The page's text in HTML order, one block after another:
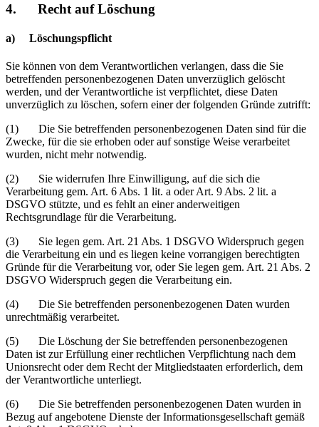
4. Recht auf Löschung
a) Löschungspflicht
Sie können von dem Verantwortlichen verlangen, dass die Sie
betreffenden personenbezogenen Daten unverzüglich gelöscht
werden, und der Verantwortliche ist verpflichtet, diese Daten
unverzüglich zu löschen, sofern einer der folgenden Gründe zutrifft:
(1) Die Sie betreffenden personenbezogenen Daten sind für die
Zwecke, für die sie erhoben oder auf sonstige Weise verarbeitet
wurden, nicht mehr notwendig.
(2) Sie widerrufen Ihre Einwilligung, auf die sich die
Verarbeitung gem. Art. 6 Abs. 1 lit. a oder Art. 9 Abs. 2 lit. a
DSGVO stützte, und es fehlt an einer anderweitigen
Rechtsgrundlage für die Verarbeitung.
(3) Sie legen gem. Art. 21 Abs. 1 DSGVO Widerspruch gegen
die Verarbeitung ein und es liegen keine vorrangigen berechtigten
Gründe für die Verarbeitung vor, oder Sie legen gem. Art. 21 Abs. 2
DSGVO Widerspruch gegen die Verarbeitung ein.
(4) Die Sie betreffenden personenbezogenen Daten wurden
unrechtmäßig verarbeitet.
(5) Die Löschung der Sie betreffenden personenbezogenen
Daten ist zur Erfüllung einer rechtlichen Verpflichtung nach dem
Unionsrecht oder dem Recht der Mitgliedstaaten erforderlich, dem
der Verantwortliche unterliegt.
(6) Die Sie betreffenden personenbezogenen Daten wurden in
Bezug auf angebotene Dienste der Informationsgesellschaft gemäß